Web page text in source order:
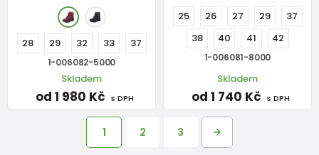
28 29 32 33 37
1-006082-5000
Skladem
od 1 980 Kč s DPH
25
26 27 29
37
38
40 41 42
1-006081-8000
Skladem
od 1 740 Kč s DPH
1 2 3